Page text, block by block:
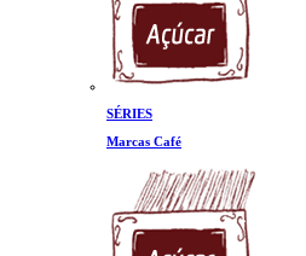
SÉRIES
Marcas Café